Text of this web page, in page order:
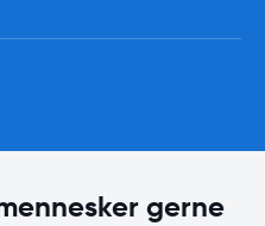
gerne